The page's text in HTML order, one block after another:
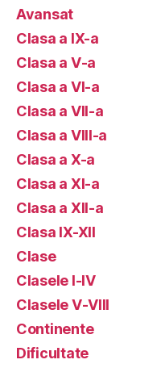
Avansat
Clasa a IX-a
Clasa a V-a
Clasa a VI-a
Clasa a VII-a
Clasa a VIII-a
Clasa a X-a
Clasa a XI-a
Clasa a XII-a
Clasa IX-XII
Clase
Clasele I-IV
Clasele V-VIII
Continente
Dificultate